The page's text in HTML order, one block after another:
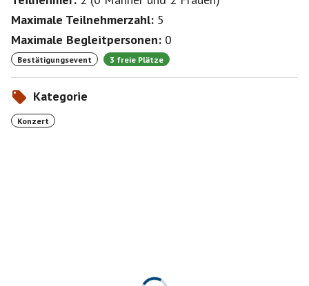
Maximale Teilnehmerzahl: 5
Maximale Begleitpersonen: 0
Bestätigungsevent 3 freie Plätze
Kategorie
Konzert